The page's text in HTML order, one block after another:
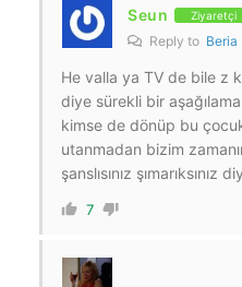
Seun Ziyaretçi
Reply to Beria
He valla ya TV de bile z
diye sürekli bir
kimse de dönüp bu
utanmadan bizim
şanslısınız şımarıksınız
7